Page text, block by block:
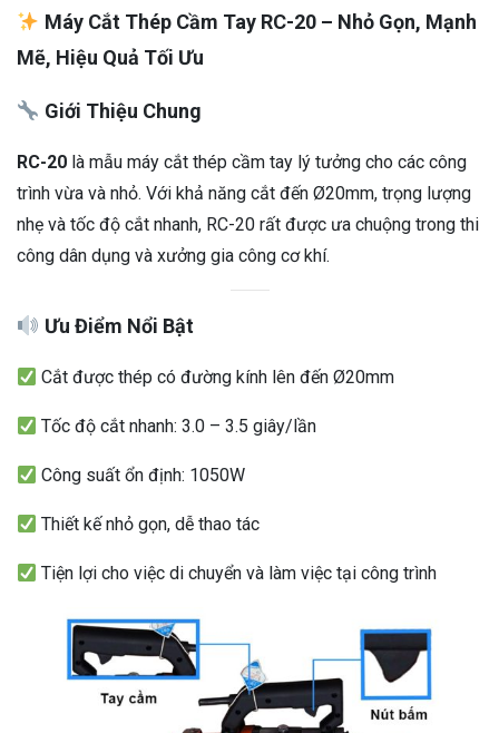
Máy Cắt Thép Cầm Tay RC-20 – Nhỏ Gọn, Mạnh
Mẽ, Hiệu Quả Tối Ưu
Giới Thiệu Chung
RC-20 là mẫu máy cắt thép cầm tay lý tưởng cho các công
trình vừa và nhỏ. Với khả năng cắt đến Ø20mm, trọng lượng
nhẹ và tốc độ cắt nhanh, RC-20 rất được ưa chuộng trong thi
công dân dụng và xưởng gia công cơ khí.
Ưu Điểm Nổi Bật
Cắt được thép có đường kính lên đến Ø20mm
Tốc độ cắt nhanh: 3.0 – 3.5 giây/lần
Công suất ổn định: 1050W
Thiết kế nhỏ gọn, dễ thao tác
Tiện lợi cho việc di chuyển và làm việc tại công trình